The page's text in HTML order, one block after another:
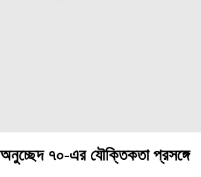
অনুচ্ছেদ ৭০-এর যৌক্তিকতা প্রসঙ্গে